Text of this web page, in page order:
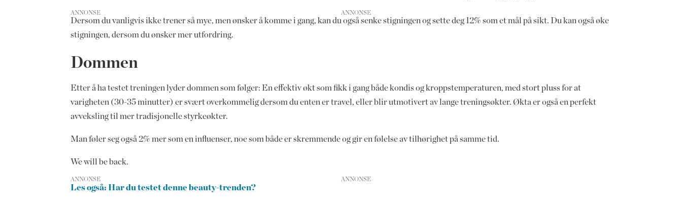
ANNONSE
Dersom du vanligvis ikke trener så mye, men ønsker å komme i gang, kan du også senke stigningen og sette deg 12% som et mål på sikt. Du kan også øke
stigningen, dersom du ønsker mer utfordring.
Dommen
Etter å ha testet treningen lyder dommen som følger: En effektiv økt som fikk i gang både kondis og kroppstemperaturen, med stort pluss for at
varigheten (30-35 minutter) er svært overkommelig dersom du enten er travel, eller blir utmotivert av lange treningsøkter. Økta er også en perfekt
avveksling til mer tradisjonelle styrkeøkter.
Man føler seg også 2% mer som en influenser, noe som både er skremmende og gir en følelse av tilhørighet på samme tid.
We will be back.
ANNONSE
Les også: Har du testet denne beauty-trenden?